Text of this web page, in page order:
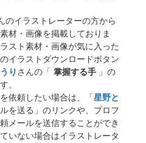
のイラストレーターの方から
材・画像を掲載しておりま
スト素材・画像が気に入った
イラストダウンロードボタン
り さんの「 掌握する手 」の
。
依頼したい場合は、「星野と
を送る」のリンクや、プロフ
メールを送信することができ
いない場合はイラストレータ